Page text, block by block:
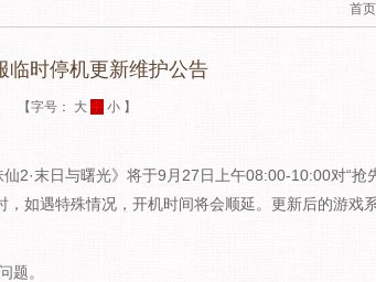
首页
临时停机更新维护公告
【字号： 大 中 小 】
末日与曙光》将于9月27日上午08:00-10:00对“抢
如遇特殊情况，开机时间将会顺延。更新后的游戏
题。